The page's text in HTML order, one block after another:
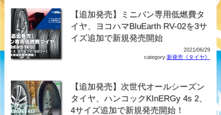
【追加発売】ミニバン専用低燃費タ
イヤ、ヨコハマBluEarth RV-02を3サ
イズ追加で新規発売開始
2021/06/29
category:新発売《タイヤ》
【追加発売】次世代オールシーズン
タイヤ、ハンコックKInERGy 4s 2、
4サイズ追加で新規発売開始！